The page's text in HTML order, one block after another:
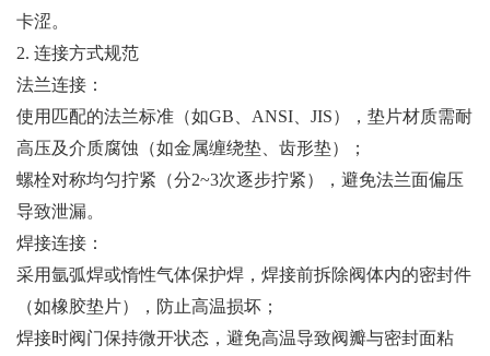
卡涩。
2. 连接方式规范
法兰连接：
使用匹配的法兰标准（如GB、ANSI、JIS），垫片材质需耐
高压及介质腐蚀（如金属缠绕垫、齿形垫）；
螺栓对称均匀拧紧（分2~3次逐步拧紧），避免法兰面偏压
导致泄漏。
焊接连接：
采用氩弧焊或惰性气体保护焊，焊接前拆除阀体内的密封件
（如橡胶垫片），防止高温损坏；
焊接时阀门保持微开状态，避免高温导致阀瓣与密封面粘